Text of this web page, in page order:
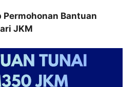
Permohonan Bantuan
JKM